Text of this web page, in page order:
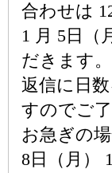
合わせは
1 月 5日（
だきます。
返信に日
すのでご
お急ぎの
8日（月）